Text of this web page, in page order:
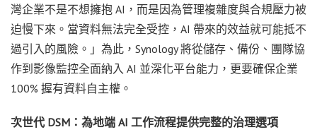
灣企業不是不想擁抱 AI，而是因為管理複雜度與合規壓力被
迫慢下來。當資料無法完全受控，AI 帶來的效益就可能抵不
過引入的風險。」為此，Synology 將從儲存、備份、團隊協
作到影像監控全面納入 AI 並深化平台能力，更要確保企業
100% 握有資料自主權。
次世代 DSM：為地端 AI 工作流程提供完整的治理選項